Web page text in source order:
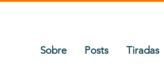
Sobre Posts Tiradas